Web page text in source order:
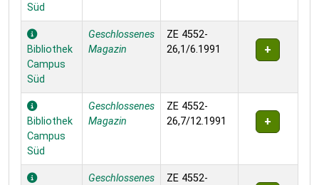
Süd
Bibliothek
Campus
Süd
Geschlossenes
Magazin
ZE 4552-
26,1/6.1991
Bibliothek
Campus
Süd
Geschlossenes
Magazin
ZE 4552-
26,7/12.1991
Geschlossenes
ZE 4552-